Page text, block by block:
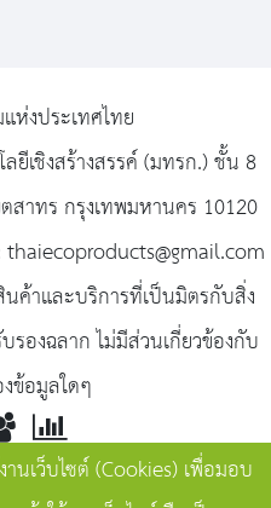
ห่งประเทศไทย
ยีเชิงสร้างสรรค์ (มทรก.) ชั้น 8
สาทร กรุงเทพมหานคร 10120
ค้าและบริการที่เป็นมิตรกับสิ่ง
องฉลาก ไม่มีส่วนเกี่ยวข้องกับ
ข้อมูลใดๆ
Total
นเว็บไซต์ (Cookies) เพื่อมอบ